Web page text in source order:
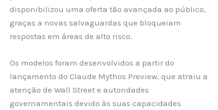
disponibilizou uma oferta tão avançada ao público,
graças a novas salvaguardas que bloqueiam
respostas em áreas de alto risco.
Os modelos foram desenvolvidos a partir do
lançamento do Claude Mythos Preview, que atraiu a
atenção de Wall Street e autoridades
governamentais devido às suas capacidades